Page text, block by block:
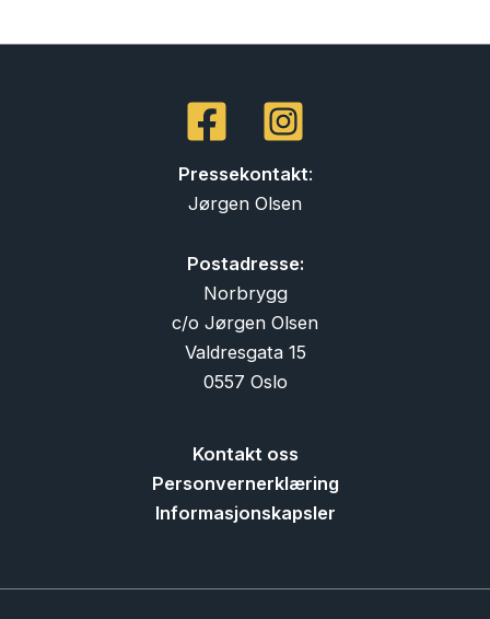
Pressekontakt:
Jørgen Olsen
Postadresse:
Norbrygg
c/o Jørgen Olsen
Valdresgata 15
0557 Oslo
Kontakt oss
Personvernerklæring
Informasjonskapsler